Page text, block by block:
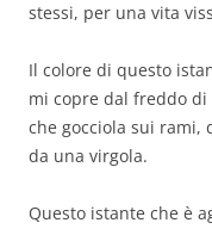
stessi, per una vita
Il colore di questo
mi copre dal freddo
che gocciola sui rami,
da una virgola.
Questo istante che è